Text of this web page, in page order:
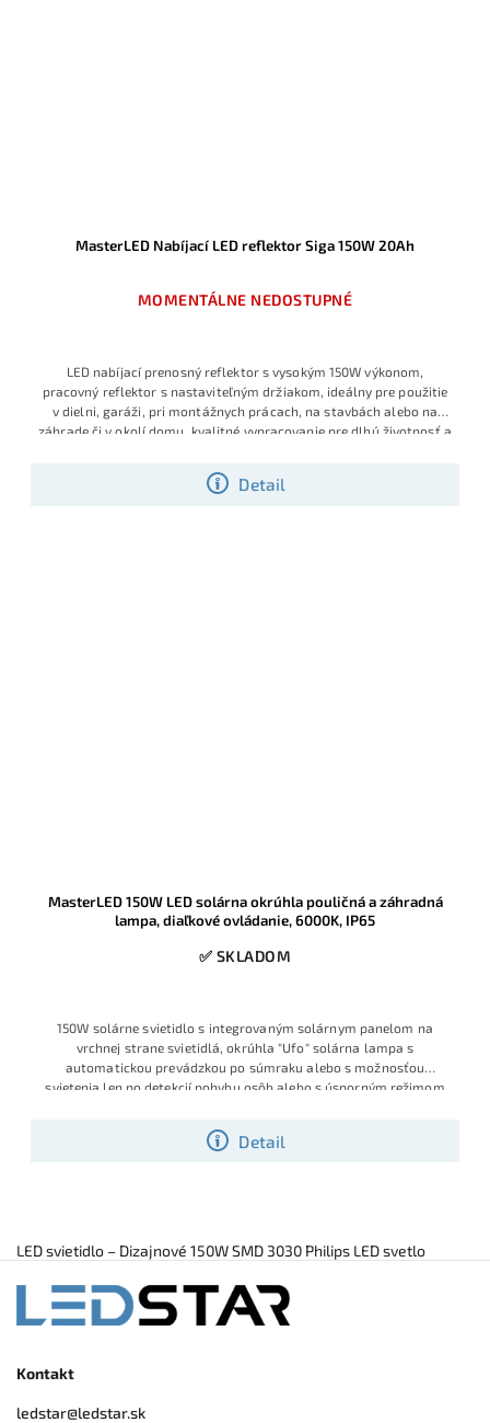
MasterLED Nabíjací LED reflektor Siga 150W 20Ah
MOMENTÁLNE NEDOSTUPNÉ
Detail
LED nabíjací prenosný reflektor s vysokým 150W výkonom,
pracovný reflektor s nastaviteľným držiakom, ideálny pre použitie
v dielni, garáži, pri montážnych prácach, na stavbách alebo na
záhrade či v okolí domu, kvalitné vypracovanie pre dlhú životnosť a
MasterLED 150W LED solárna okrúhla pouličná a záhradná
lampa, diaľkové ovládanie, 6000K, IP65
✅ SKLADOM
Detail
150W solárne svietidlo s integrovaným solárnym panelom na
vrchnej strane svietidlá, okrúhla "Ufo" solárna lampa s
automatickou prevádzkou po súmraku alebo s možnosťou
svietenia len po detekcií pohybu osôb alebo s úsporným režimom
LED svietidlo – Dizajnové 150W SMD 3030 Philips LED svetlo
Kontakt
ledstar@ledstar.sk